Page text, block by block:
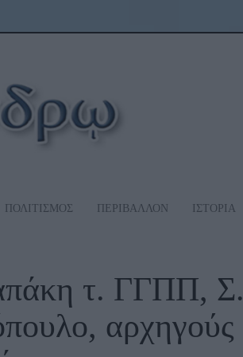
ΠΟΛΙΤΙΣΜΟΣ ΠΕΡΙΒΑΛΛΟΝ ΙΣΤΟΡΙΑ
τ. ΓΓΠΠ, Σ.
αρχηγούς